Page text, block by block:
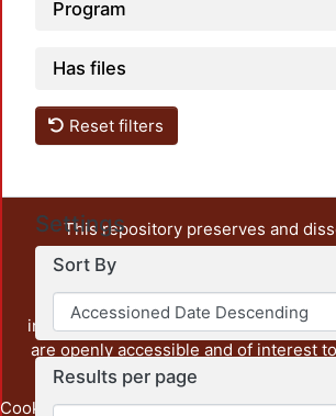
Program
Has files
Reset filters
Settings
Sort By
Results per page
This repository preserves and
unrestricted open access, the
output of UAM Azcapotzalco. It also
administrative and graphic
institution, as well as content from
are openly accessible and of interest
Cookie Privacy End User Send